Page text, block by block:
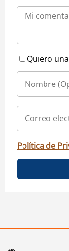
Quiero
Política de